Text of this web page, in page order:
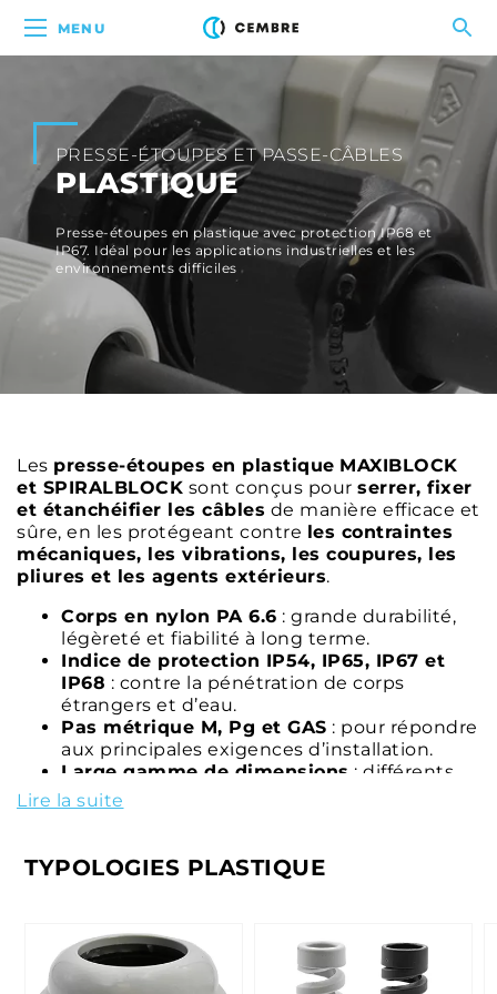
MENU
PRESSE-ÉTOUPES ET PASSE-CÂBLES
PLASTIQUE
Presse-étoupes en plastique avec protection IP68 et
IP67. Idéal pour les applications industrielles et les
environnements difficiles
Les presse-étoupes en plastique MAXIBLOCK
et SPIRALBLOCK sont conçus pour serrer, fixer
et étanchéifier les câbles de manière efficace et
sûre, en les protégeant contre les contraintes
mécaniques, les vibrations, les coupures, les
pliures et les agents extérieurs.
Corps en nylon PA 6.6 : grande durabilité,
légèreté et fiabilité à long terme.
Indice de protection IP54, IP65, IP67 et
IP68 : contre la pénétration de corps
étrangers et d’eau.
Pas métrique M, Pg et GAS : pour répondre
aux principales exigences d’installation.
Large gamme de dimensions : différents
diamètres, plages de serrage et longueurs
de filetage.
gris foncé RAL 7001: pour répondre à
toutes les exigences esthétiques.
potentiellement explosives.
Avec spirale de protection: pour les câbles
Lire la suite
TYPOLOGIES PLASTIQUE